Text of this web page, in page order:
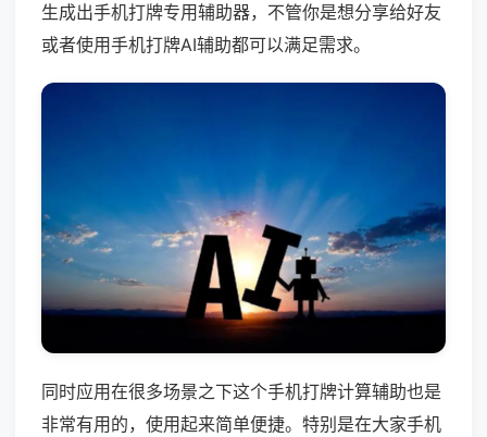
生成出手机打牌专用辅助器，不管你是想分享给好友
或者使用手机打牌AI辅助都可以满足需求。
同时应用在很多场景之下这个手机打牌计算辅助也是
非常有用的，使用起来简单便捷。特别是在大家手机